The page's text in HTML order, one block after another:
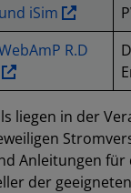
und iSim
R.D
liegen in der
Anleitungen für
der